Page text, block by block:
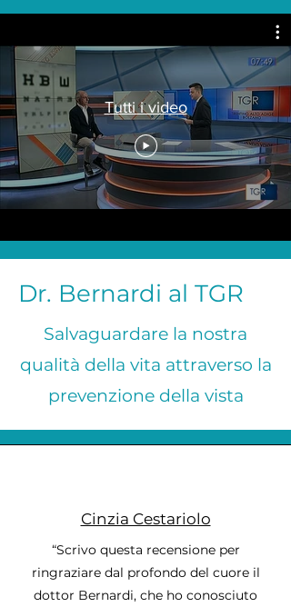
Tutti i video
Dr. Bernardi al TGR
Salvaguardare la nostra
qualità della vita attraverso la
prevenzione della vista
Cinzia Cestariolo
“Scrivo questa recensione per
ringraziare dal profondo del cuore il
dottor Bernardi, che ho conosciuto